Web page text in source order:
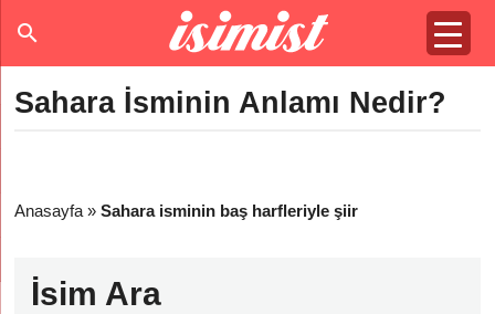
Sahara İsminin Anlamı Nedir?
Anasayfa »Sahara isminin baş harfleriyle şiir
İsim Ara